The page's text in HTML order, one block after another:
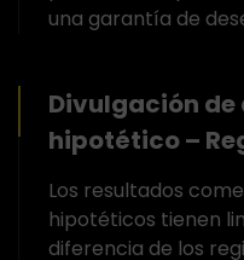
una garantía de
Divulgación de
hipotético –
Los resultados
hipotéticos tienen
diferencia de los